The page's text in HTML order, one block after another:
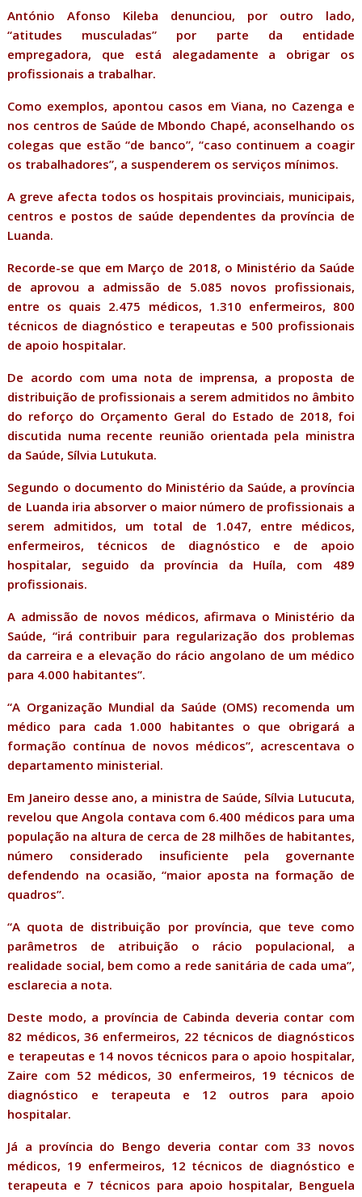
António Afonso Kileba denunciou, por outro lado,
“atitudes musculadas” por parte da entidade
empregadora, que está alegadamente a obrigar os
profissionais a trabalhar.
Como exemplos, apontou casos em Viana, no Cazenga e
nos centros de Saúde de Mbondo Chapé, aconselhando os
colegas que estão “de banco”, “caso continuem a coagir
os trabalhadores”, a suspenderem os serviços mínimos.
A greve afecta todos os hospitais provinciais, municipais,
centros e postos de saúde dependentes da província de
Luanda.
Recorde-se que em Março de 2018, o Ministério da Saúde
de aprovou a admissão de 5.085 novos profissionais,
entre os quais 2.475 médicos, 1.310 enfermeiros, 800
técnicos de diagnóstico e terapeutas e 500 profissionais
de apoio hospitalar.
De acordo com uma nota de imprensa, a proposta de
distribuição de profissionais a serem admitidos no âmbito
do reforço do Orçamento Geral do Estado de 2018, foi
discutida numa recente reunião orientada pela ministra
da Saúde, Sílvia Lutukuta.
Segundo o documento do Ministério da Saúde, a província
de Luanda iria absorver o maior número de profissionais a
serem admitidos, um total de 1.047, entre médicos,
enfermeiros, técnicos de diagnóstico e de apoio
hospitalar, seguido da província da Huíla, com 489
profissionais.
A admissão de novos médicos, afirmava o Ministério da
Saúde, “irá contribuir para regularização dos problemas
da carreira e a elevação do rácio angolano de um médico
para 4.000 habitantes”.
“A Organização Mundial da Saúde (OMS) recomenda um
médico para cada 1.000 habitantes o que obrigará a
formação contínua de novos médicos”, acrescentava o
departamento ministerial.
Em Janeiro desse ano, a ministra de Saúde, Sílvia Lutucuta,
revelou que Angola contava com 6.400 médicos para uma
população na altura de cerca de 28 milhões de habitantes,
número considerado insuficiente pela governante
defendendo na ocasião, “maior aposta na formação de
quadros”.
“A quota de distribuição por província, que teve como
parâmetros de atribuição o rácio populacional, a
realidade social, bem como a rede sanitária de cada uma”,
esclarecia a nota.
Deste modo, a província de Cabinda deveria contar com
82 médicos, 36 enfermeiros, 22 técnicos de diagnósticos
e terapeutas e 14 novos técnicos para o apoio hospitalar,
Zaire com 52 médicos, 30 enfermeiros, 19 técnicos de
diagnóstico e terapeuta e 12 outros para apoio
hospitalar.
Já a província do Bengo deveria contar com 33 novos
médicos, 19 enfermeiros, 12 técnicos de diagnóstico e
terapeuta e 7 técnicos para apoio hospitalar, Benguela